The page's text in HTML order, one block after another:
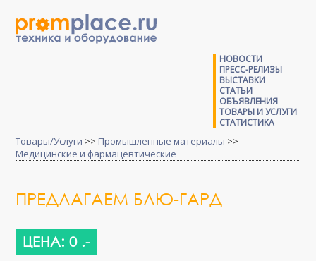
НОВОСТИ
ПРЕСС-РЕЛИЗЫ
ВЫСТАВКИ
СТАТЬИ
ОБЪЯВЛЕНИЯ
ТОВАРЫ И УСЛУГИ
СТАТИСТИКА
Товары/Услуги >> Промышленные материалы >>
Медицинские и фармацевтические
ПРЕДЛАГАЕМ БЛЮ-ГАРД
ЦЕНА: 0 .-